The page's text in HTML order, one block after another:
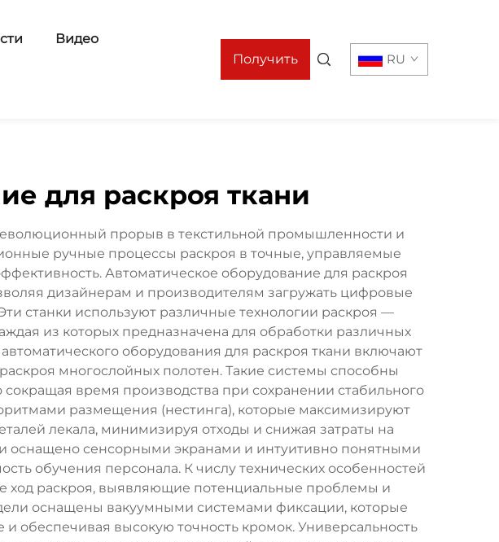
Видео
Получить RU
для раскроя ткани
прорыв в текстильной промышленности и
ручные процессы раскроя в точные, управляемые
Автоматическое оборудование для раскроя
дизайнерам и производителям загружать цифровые
станки используют различные технологии раскроя —
из которых предназначена для обработки различных
оборудования для раскроя ткани включают
многослойных полотен. Такие системы способны
время производства при сохранении стабильного
размещения (нестинга), которые максимизируют
лекала, минимизируя отходы и снижая затраты на
оснащено сенсорными экранами и интуитивно понятными
обучения персонала. К числу технических особенностей
ход раскроя, выявляющие потенциальные проблемы и
оснащены вакуумными системами фиксации, которые
обеспечивая высокую точность кромок. Универсальность